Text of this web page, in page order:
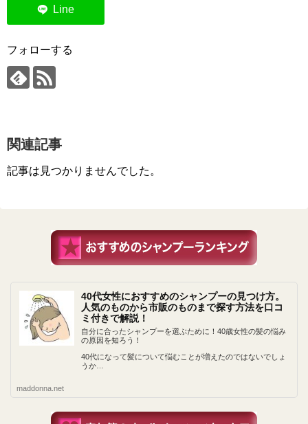
フォローする
関連記事
記事は見つかりませんでした。
40代女性におすすめのシャンプーの見つけ方。
人気のものから市販のものまで探す方法を口コ
ミ付きで解説！
自分に合ったシャンプーを選ぶために！40歳女性の髪の悩み
の原因を知ろう！
40代になって髪について悩むことが増えたのではないでしょ
うか…
maddonna.net